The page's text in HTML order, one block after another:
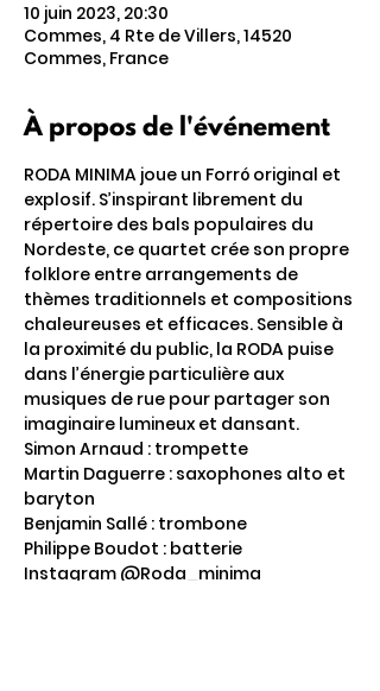
10 juin 2023, 20:30
Commes, 4 Rte de Villers, 14520
Commes, France
À propos de l'événement
RODA MINIMA joue un Forró original et
explosif. S’inspirant librement du
répertoire des bals populaires du
Nordeste, ce quartet crée son propre
folklore entre arrangements de
thèmes traditionnels et compositions
chaleureuses et efficaces. Sensible à
la proximité du public, la RODA puise
dans l’énergie particulière aux
musiques de rue pour partager son
imaginaire lumineux et dansant.
Simon Arnaud : trompette
Martin Daguerre : saxophones alto et
baryton
Benjamin Sallé : trombone
Philippe Boudot : batterie
Instagram @Roda_minima